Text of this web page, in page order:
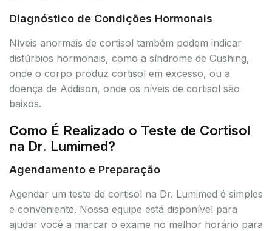
Diagnóstico de Condições Hormonais
Níveis anormais de cortisol também podem indicar
distúrbios hormonais, como a síndrome de Cushing,
onde o corpo produz cortisol em excesso, ou a
doença de Addison, onde os níveis de cortisol são
baixos.
Como É Realizado o Teste de Cortisol
na Dr. Lumimed?
Agendamento e Preparação
Agendar um teste de cortisol na Dr. Lumimed é simples
e conveniente. Nossa equipe está disponível para
ajudar você a marcar o exame no melhor horário para